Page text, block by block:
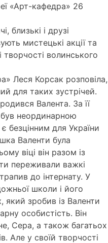
«Арт-кафедра» 26
близькі і друзі
мистецькі акції та
творчості волинського
Леся Корсак розповіла,
для таких зустрічей.
Валента. За її
неординарною
безцінним для України
Валенти була
віці він разом із
переживали важкі
до інтернату. У
школи і його
зробив із Валенти
особистість. Він
Сера, а також багатьох
Але у своїй творчості